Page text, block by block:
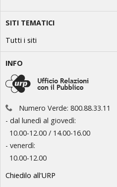
SITI TEMATICI
Tutti i siti
INFO
Numero Verde: 800.88.33.11
- dal lunedì al giovedì:
10.00-12.00 / 14.00-16.00
- venerdì:
10.00-12.00
Chiedilo all'URP